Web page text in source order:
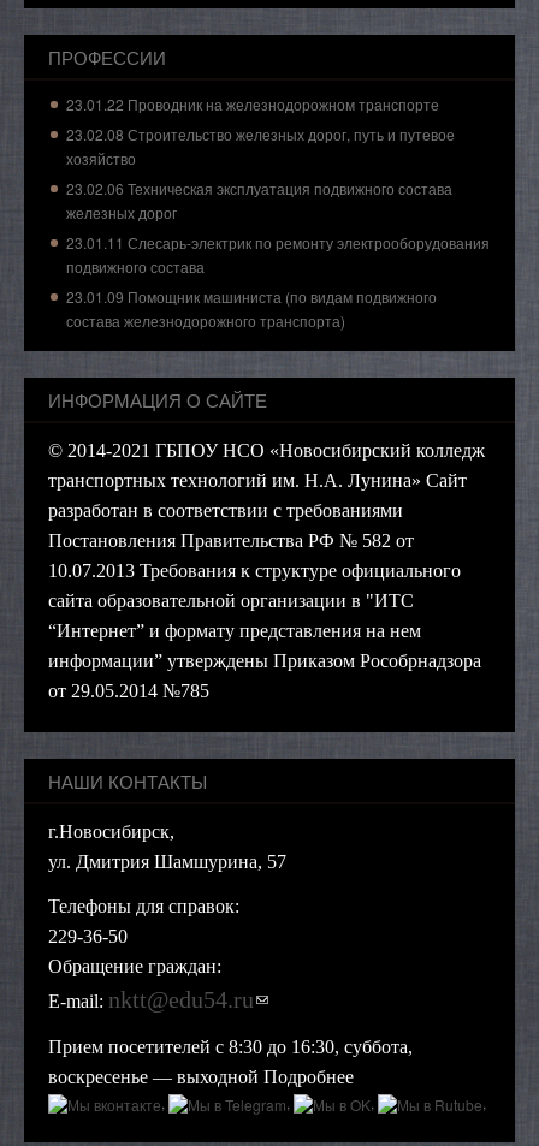
ПРОФЕССИИ
23.01.22 Проводник на железнодорожном транспорте
23.02.08 Строительство железных дорог, путь и путевое
хозяйство
23.02.06 Техническая эксплуатация подвижного состава
железных дорог
23.01.11 Слесарь-электрик по ремонту электрооборудования
подвижного состава
23.01.09 Помощник машиниста (по видам подвижного
состава железнодорожного транспорта)
ИНФОРМАЦИЯ О САЙТЕ
© 2014-2021 ГБПОУ НСО «Новосибирский колледж
транспортных технологий им. Н.А. Лунина» Сайт
разработан в соответствии с требованиями
Постановления Правительства РФ № 582 от
10.07.2013 Требования к структуре официального
сайта образовательной организации в "ИТС
“Интернет” и формату представления на нем
информации” утверждены Приказом Рособрнадзора
от 29.05.2014 №785
НАШИ КОНТАКТЫ
г.Новосибирск,
ул. Дмитрия Шамшурина, 57
Телефоны для справок:
229-36-50
Обращение граждан:
E-mail: nktt@edu54.ru(ссылка для отправки
email)
Прием посетителей с 8:30 до 16:30, суббота,
воскресенье — выходной Подробнее
,
, , ,